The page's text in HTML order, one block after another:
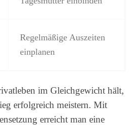
Regelmäßige Auszeiten
einplanen
im Gleichgewicht hält,
erfolgreich meistern. Mit
erreicht man eine